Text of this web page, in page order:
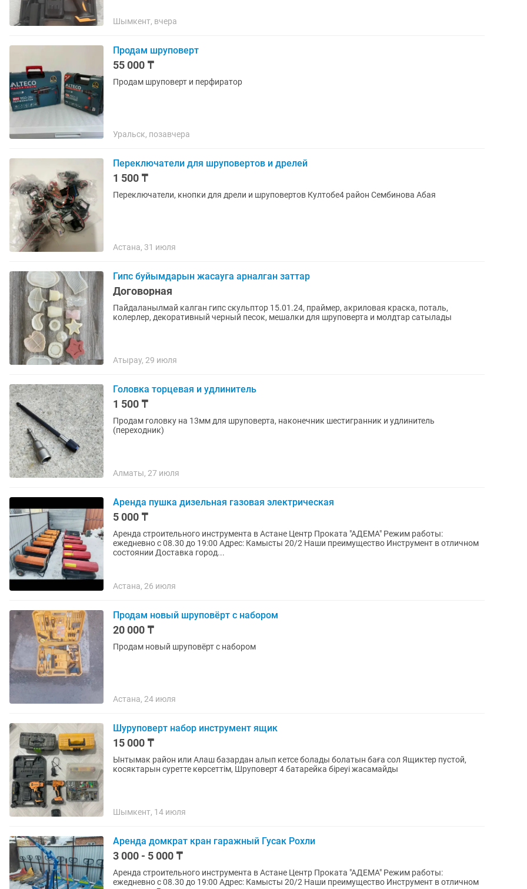
Шымкент, вчера
Продам шруповерт
55 000 ₸
Продам шруповерт и перфиратор
Уральск, позавчера
Переключатели для шруповертов и дрелей
1 500 ₸
Переключатели, кнопки для дрели и шруповертов Култобе4 район Сембинова Абая
Астана, 31 июля
Гипс буйымдарын жасауга арналган заттар
Договорная
Пайдаланылмай калган гипс скульптор 15.01.24, праймер, акриловая краска, поталь,
колерлер, декоративный черный песок, мешалки для шруповерта и молдтар сатылады
Атырау, 29 июля
Головка торцевая и удлинитель
1 500 ₸
Продам головку на 13мм для шруповерта, наконечник шестигранник и удлинитель
(переходник)
Алматы, 27 июля
Аренда пушка дизельная газовая электрическая
5 000 ₸
Аренда строительного инструмента в Астане Центр Проката "АДЕМА" Режим работы:
ежедневно с 08.30 до 19:00 Адрес: Камысты 20/2 Наши преимущество Инструмент в отличном
состоянии Доставка город...
Астана, 26 июля
Продам новый шруповёрт с набором
20 000 ₸
Продам новый шруповёрт с набором
Астана, 24 июля
Шуруповерт набор инструмент ящик
15 000 ₸
Ынтымак район или Алаш базардан алып кетсе болады болатын баға сол Ящиктер пустой,
косяктарын суретте көрсеттім, Шруповерт 4 батарейка біреуі жасамайды
Шымкент, 14 июля
Аренда домкрат кран гаражный Гусак Рохли
3 000 - 5 000 ₸
Аренда строительного инструмента в Астане Центр Проката "АДЕМА" Режим работы:
ежедневно с 08.30 до 19:00 Адрес: Камысты 20/2 Наши преимущество Инструмент в отличном